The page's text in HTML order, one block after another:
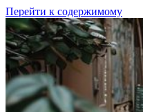
Перейти к содержимому